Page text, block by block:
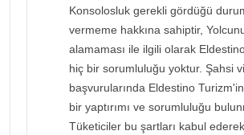
Konsolosluk gerekli gördüğü
vermeme hakkına sahiptir,
alamaması ile ilgili olarak
hiç bir sorumluluğu yoktur. Şahsi
başvurularında Eldestino
bir yaptırımı ve sorumluluğu
Tüketiciler bu şartları kabul